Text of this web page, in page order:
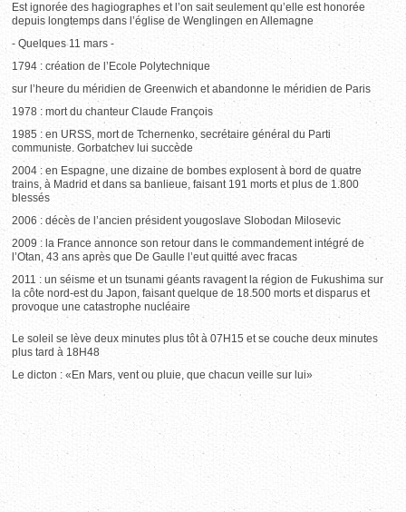
Est ignorée des hagiographes et l’on sait seulement qu’elle est honorée
depuis longtemps dans l’église de Wenglingen en Allemagne
- Quelques 11 mars -
1794 : création de l’Ecole Polytechnique
sur l’heure du méridien de Greenwich et abandonne le méridien de Paris
1978 : mort du chanteur Claude François
1985 : en URSS, mort de Tchernenko, secrétaire général du Parti
communiste. Gorbatchev lui succède
2004 : en Espagne, une dizaine de bombes explosent à bord de quatre
trains, à Madrid et dans sa banlieue, faisant 191 morts et plus de 1.800
blessés
2006 : décès de l’ancien président yougoslave Slobodan Milosevic
2009 : la France annonce son retour dans le commandement intégré de
l’Otan, 43 ans après que De Gaulle l’eut quitté avec fracas
2011 : un séisme et un tsunami géants ravagent la région de Fukushima sur
la côte nord-est du Japon, faisant quelque de 18.500 morts et disparus et
provoque une catastrophe nucléaire
Le soleil se lève deux minutes plus tôt à 07H15 et se couche deux minutes
plus tard à 18H48
Le dicton : «En Mars, vent ou pluie, que chacun veille sur lui»